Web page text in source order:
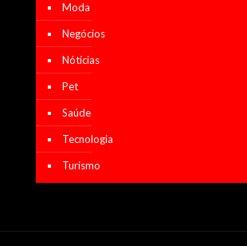
Moda
Negócios
Nótícias
Pet
Saúde
Tecnologia
Turismo